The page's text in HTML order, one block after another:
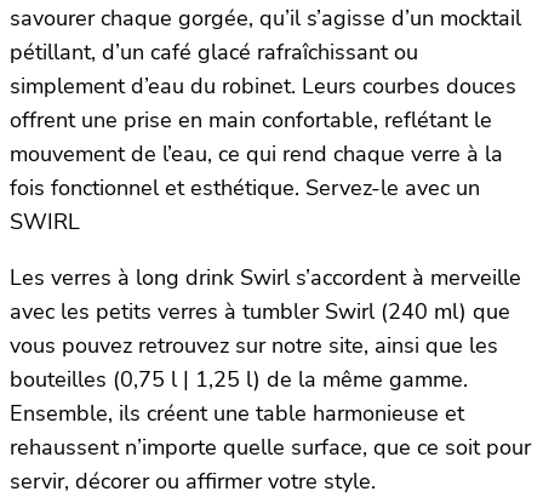
savourer chaque gorgée, qu’il s’agisse d’un mocktail
pétillant, d’un café glacé rafraîchissant ou
simplement d’eau du robinet. Leurs courbes douces
offrent une prise en main confortable, reflétant le
mouvement de l’eau, ce qui rend chaque verre à la
fois fonctionnel et esthétique. Servez-le avec un
SWIRL
Les verres à long drink Swirl s’accordent à merveille
avec les petits verres à tumbler Swirl (240 ml) que
vous pouvez retrouvez sur notre site, ainsi que les
bouteilles (0,75 l | 1,25 l) de la même gamme.
Ensemble, ils créent une table harmonieuse et
rehaussent n’importe quelle surface, que ce soit pour
servir, décorer ou affirmer votre style.